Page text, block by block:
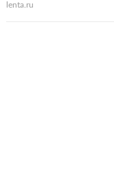
lenta.ru